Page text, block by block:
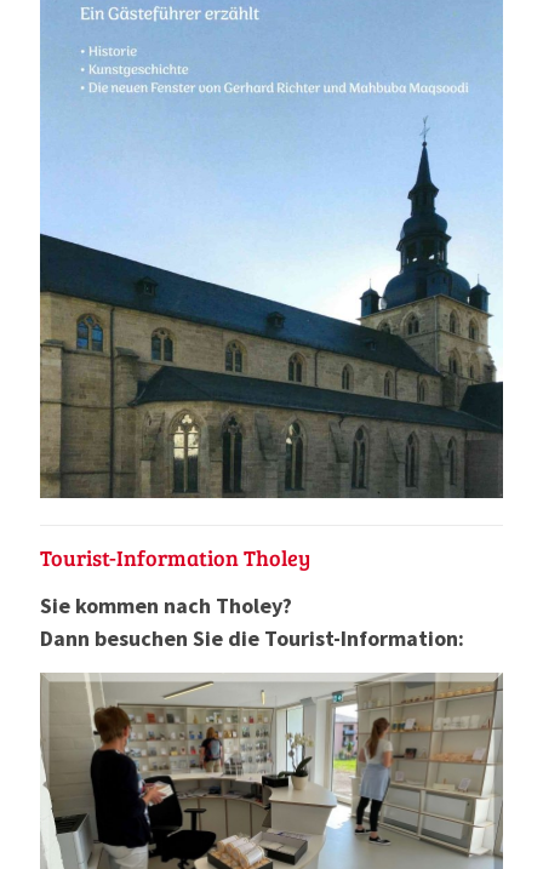
Tourist-Information Tholey
Sie kommen nach Tholey?
Dann besuchen Sie die Tourist-Information: